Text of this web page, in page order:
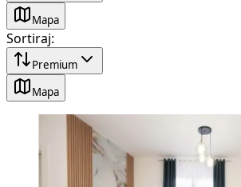
Mapa
Sortiraj:
Premium
Mapa